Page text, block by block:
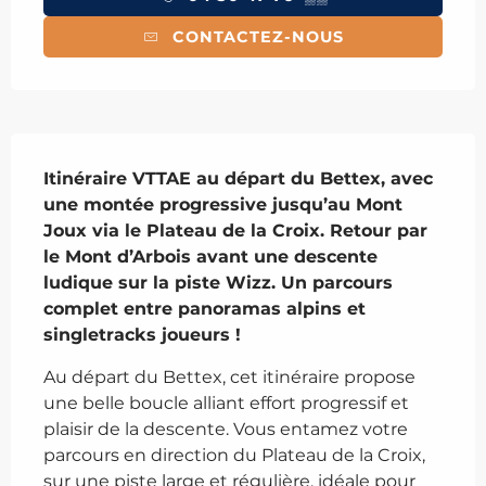
CONTACTEZ-NOUS
Itinéraire VTTAE au départ du Bettex, avec
une montée progressive jusqu’au Mont
Joux via le Plateau de la Croix. Retour par
le Mont d’Arbois avant une descente
ludique sur la piste Wizz. Un parcours
complet entre panoramas alpins et
singletracks joueurs !
Au départ du Bettex, cet itinéraire propose
une belle boucle alliant effort progressif et
plaisir de la descente. Vous entamez votre
parcours en direction du Plateau de la Croix,
sur une piste large et régulière, idéale pour